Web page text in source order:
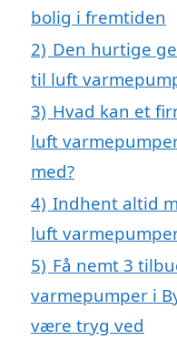
bolig i fremtiden
2) Den hurtige
til luft
3) Hvad kan et
luft
med?
4) Indhent altid
luft
5) Få nemt 3
varmepumper i
være tryg ved